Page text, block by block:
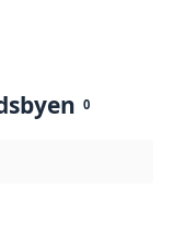
0